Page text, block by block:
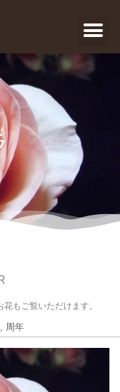
もご覧いただけます。
, 周年